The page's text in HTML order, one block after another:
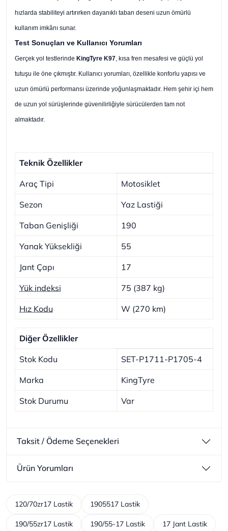
hızlarda stabiliteyi artırırken dayanıklı taban deseni uzun ömürlü
kullanım imkânı sunar.
Test Sonuçları ve Kullanıcı Yorumları
Gerçek yol testlerinde KingTyre K97 , kısa fren mesafesi ve güçlü yol
tutuşu ile öne çıkmıştır. Kullanıcı yorumları, özellikle konforlu yapısı ve
uzun ömürlü performansı üzerinde yoğunlaşmaktadır. Hem şehir içi hem
de uzun yol sürüşlerinde güvenilirliğiyle sürücülerden tam not
almaktadır.
Teknik Özellikler
Araç Tipi Motosiklet
Sezon Yaz Lastiği
Taban Genişliği 190
Yanak Yüksekliği 55
Jant Çapı 17
Yük indeksi 75 (387 kg)
Hız Kodu W (270 km)
Diğer Özellikler
Stok Kodu SET-P1711-P1705-4
Marka KingTyre
Stok Durumu Var
Taksit / Ödeme Seçenekleri
Ürün Yorumları
120/70zr17 Lastik 1905517 Lastik
190/55zr17 Lastik 190/55-17 Lastik 17 Jant Lastik